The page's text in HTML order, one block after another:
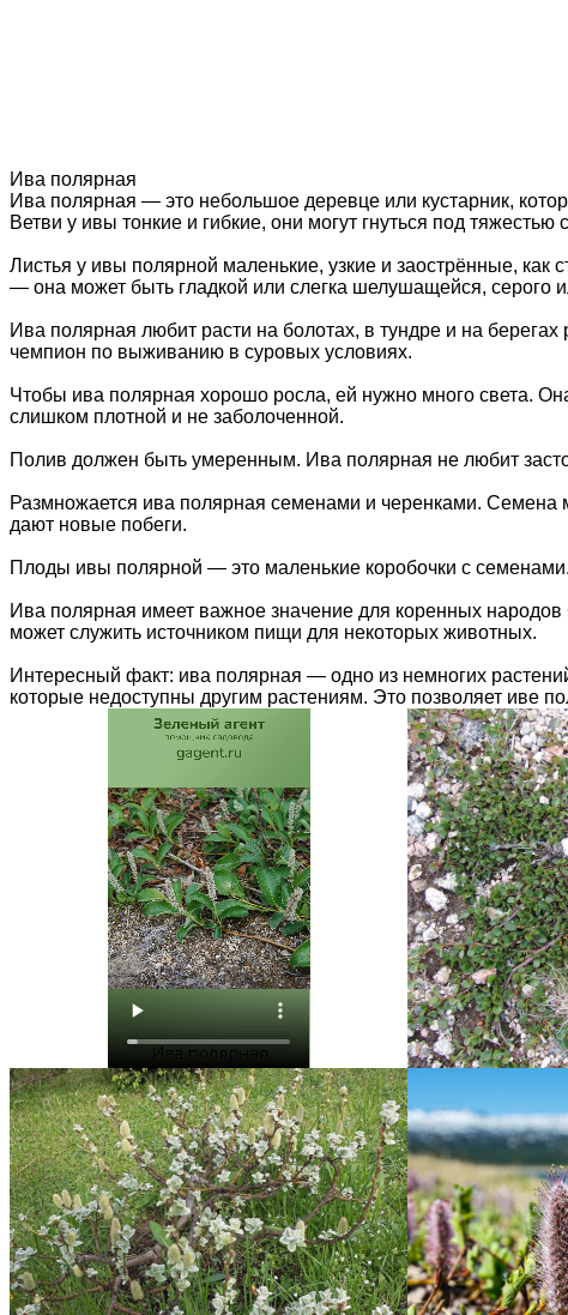
Ива полярная
Ива полярная — это небольшое деревце или кустарник,
Ветви у ивы тонкие и гибкие, они могут гнуться под тяжестью
Листья у ивы полярной маленькие, узкие и заострённые,
— она может быть гладкой или слегка шелушащейся, серого
Ива полярная любит расти на болотах, в тундре и на
чемпион по выживанию в суровых условиях.
Чтобы ива полярная хорошо росла, ей нужно много света.
слишком плотной и не заболоченной.
Полив должен быть умеренным. Ива полярная не любит
Размножается ива полярная семенами и черенками. Семена
дают новые побеги.
Плоды ивы полярной — это маленькие коробочки с
Ива полярная имеет важное значение для коренных
может служить источником пищи для некоторых животных.
Интересный факт: ива полярная — одно из немногих
которые недоступны другим растениям. Это позволяет иве